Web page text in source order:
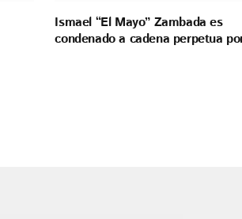
Ismael “El Mayo” Zambada es
condenado a cadena perpetua